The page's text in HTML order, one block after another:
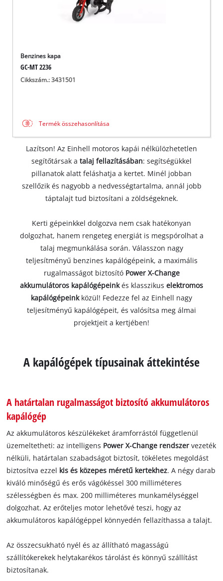
Benzines kapa
GC-MT 2236
Cikkszám.: 3431501
Termék összehasonlítása
Lazítson! Az Einhell motoros kapái nélkülözhetetlen
segítőtársak a talaj fellazításában: segítségükkel
pillanatok alatt feláshatja a kertet. Minél jobban
szellőzik és nagyobb a nedvességtartalma, annál jobb
táptalajt tud biztosítani a zöldségeknek.
Kerti gépeinkkel dolgozva nem csak hatékonyan
dolgozhat, hanem rengeteg energiát is megspórolhat a
talaj megmunkálása során. Válasszon nagy
teljesítményű benzines kapálógépeink, a maximális
rugalmasságot biztosító Power X-Change
akkumulátoros kapálógépeinkés klasszikus elektromos
kapálógépeinkközül! Fedezze fel az Einhell nagy
teljesítményű kapálógépeit, és valósítsa meg álmai
projektjeit a kertjében!
A kapálógépek típusainak áttekintése
A határtalan rugalmasságot biztosító akkumulátoros
kapálógép
Az akkumulátoros készülékeket áramforrástól függetlenül
üzemeltetheti: az intelligens Power X-Change rendszer vezeték
nélküli, határtalan szabadságot biztosít, tökéletes megoldást
biztosítva ezzel kis és közepes méretű kertekhez. A négy darab
kiváló minőségű és erős vágókéssel 300 milliméteres
szélességben és max. 200 milliméteres munkamélységgel
dolgozhat. Az erőteljes motor lehetővé teszi, hogy az
akkumulátoros kapálógéppel könnyedén fellazíthassa a talajt.
Az összecsukható nyél és az állítható magasságú
szállítókerekek helytakarékos tárolást és könnyű szállítást
biztosítanak.